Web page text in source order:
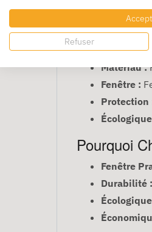
Quantité :
Matériau :
Fenêtre :
Protection
Pourquoi
Fenêtre
Durabilité :
Refuser